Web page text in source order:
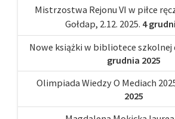
Mistrzostwa Rejonu VI w piłce
Gołdap, 2.12. 2025. 4
Nowe książki w bibliotece szkolnej
grudnia 2025
Olimpiada Wiedzy O Mediach
2025